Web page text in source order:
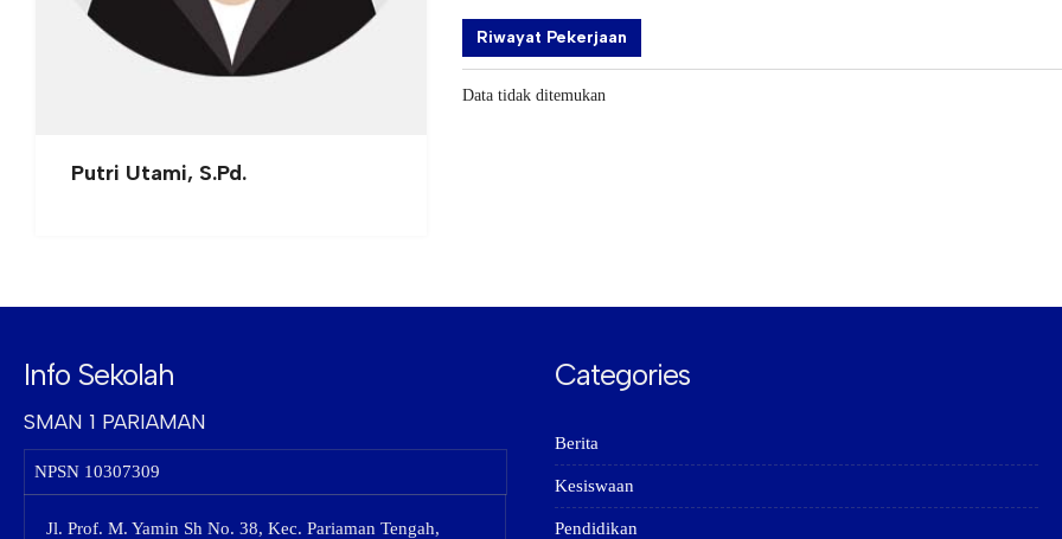
Putri Utami, S.Pd.
Riwayat Pekerjaan
Data tidak ditemukan
Info Sekolah
SMAN 1 PARIAMAN
NPSN 10307309
Jl. Prof. M. Yamin Sh No. 38, Kec. Pariaman Tengah,
Categories
Berita
Kesiswaan
Pendidikan